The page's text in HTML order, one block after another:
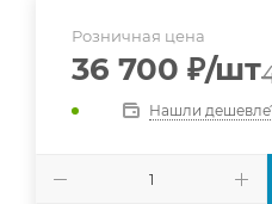
Розничная цена
36 700 ₽/шт
Нашли